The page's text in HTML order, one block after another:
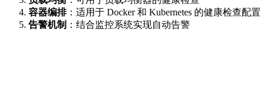
容器编排：适用于 Docker 和 Kubernetes 的健康检查配置
告警机制 ：结合监控系统实现自动告警